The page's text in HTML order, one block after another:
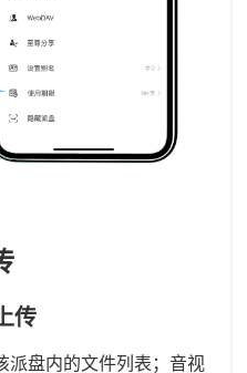
传
盘内的文件列表；音视